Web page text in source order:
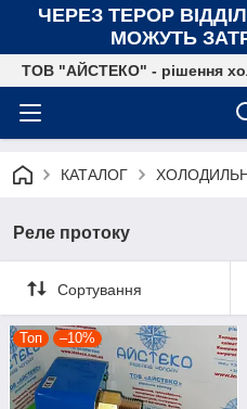
ЧЕРЕЗ ТЕРОР
МОЖУТЬ
ТОВ "АЙСТЕКО" - рішення
КАТАЛОГ
Реле протоку
Сортування
Топ –10%